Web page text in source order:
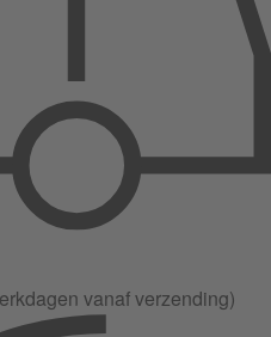
vanaf verzending)